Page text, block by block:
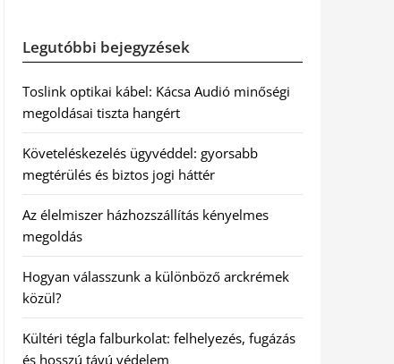
Legutóbbi bejegyzések
Toslink optikai kábel: Kácsa Audió minőségi
megoldásai tiszta hangért
Követeléskezelés ügyvéddel: gyorsabb
megtérülés és biztos jogi háttér
Az élelmiszer házhozszállítás kényelmes
megoldás
Hogyan válasszunk a különböző arckrémek
közül?
Kültéri tégla falburkolat: felhelyezés, fugázás
és hosszú távú védelem